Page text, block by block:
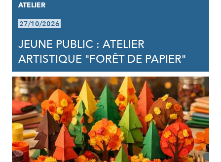
ATELIER
27/10/2026
JEUNE PUBLIC : ATELIER
ARTISTIQUE "FORÊT DE PAPIER"